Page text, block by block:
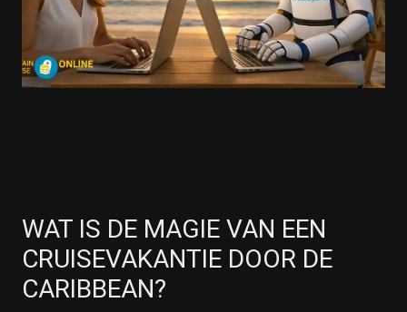
WAT IS DE MAGIE VAN EEN
CRUISEVAKANTIE DOOR DE
CARIBBEAN?